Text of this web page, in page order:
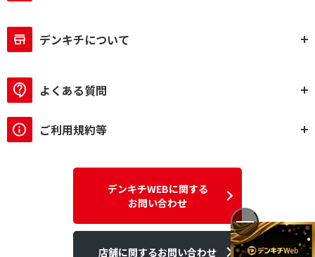
デンキチについて
よくある質問
ご利用規約等
デンキチWEBに関する
お問い合わせ
店舗に関するお問い合わせ